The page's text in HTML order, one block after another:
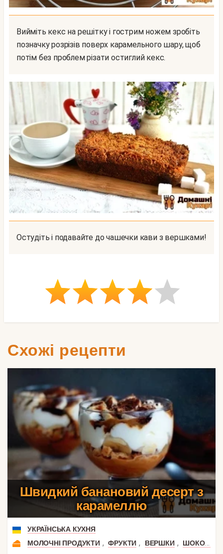
Вийміть кекс на решітку і гострим ножем зробіть
позначку розрізів поверх карамельного шару, щоб
потім без проблем різати остиглий кекс.
Остудіть і подавайте до чашечки кави з вершками!
Схожі рецепти
Швидкий банановий десерт з
карамеллю
УКРАЇНСЬКА КУХНЯ
МОЛОЧНІ ПРОДУКТИ , ФРУКТИ , ВЕРШКИ , ШОКОЛАД